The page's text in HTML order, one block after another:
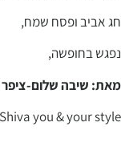
חג אביב ופסח שמח,
נפגש בחופשה,
מאת: שיבה שלום-ציפר
Shiva you & your style